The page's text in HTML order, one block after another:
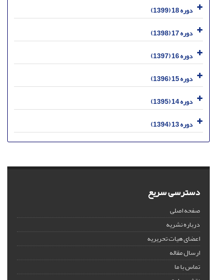
دوره 18 (1399)
دوره 17 (1398)
دوره 16 (1397)
دوره 15 (1396)
دوره 14 (1395)
دوره 13 (1394)
دسترسی سریع
صفحه اصلی
درباره نشریه
اعضای هیات تحریریه
ارسال مقاله
تماس با ما